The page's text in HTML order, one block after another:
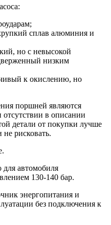
сплав алюминия и
но с невысокой
низким
к окислению, но
поршней являются
в описании
детали от покупки лучше
не рисковать.
для автомобиля
130-140 бар.
энергопитания и
без подключения к